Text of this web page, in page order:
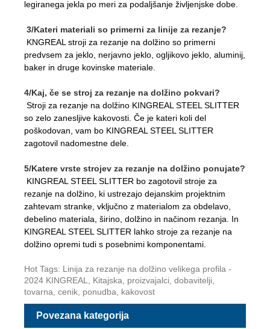
legiranega jekla po meri za podaljšanje življenjske dobe.
3/Kateri materiali so primerni za linije za rezanje?
KNGREAL stroji za rezanje na dolžino so primerni
predvsem za jeklo, nerjavno jeklo, ogljikovo jeklo, aluminij,
baker in druge kovinske materiale.
4/Kaj, če se stroj za rezanje na dolžino pokvari?
Stroji za rezanje na dolžino KINGREAL STEEL SLITTER
so zelo zanesljive kakovosti. Če je kateri koli del
poškodovan, vam bo KINGREAL STEEL SLITTER
zagotovil nadomestne dele.
5/Katere vrste strojev za rezanje na dolžino ponujate?
KINGREAL STEEL SLITTER bo zagotovil stroje za
rezanje na dolžino, ki ustrezajo dejanskim projektnim
zahtevam stranke, vključno z materialom za obdelavo,
debelino materiala, širino, dolžino in načinom rezanja. In
KINGREAL STEEL SLITTER lahko stroje za rezanje na
dolžino opremi tudi s posebnimi komponentami.
Hot Tags: Linija za rezanje na dolžino velikega profila -
2024 KINGREAL, Kitajska, proizvajalci, dobavitelji,
tovarna, cenik, ponudba, kakovost
Povezana kategorija